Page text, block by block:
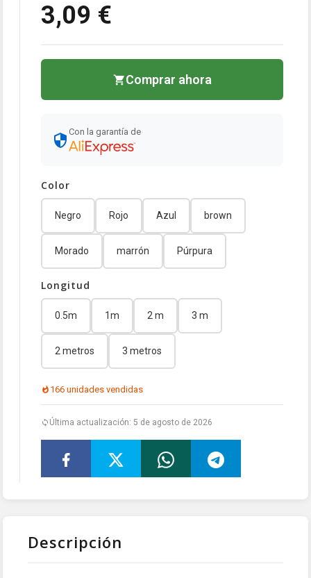
3,09 €
Comprar ahora
Con la garantía de
Color
Negro Rojo Azul brown
Morado marrón Púrpura
Longitud
0.5m 1m 2 m 3 m
2 metros 3 metros
166 unidades vendidas
Última actualización: 5 de agosto de 2026
Descripción